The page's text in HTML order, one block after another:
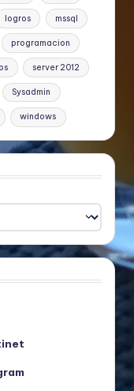
logros mssql
programacion
server 2012
Sysadmin
windows